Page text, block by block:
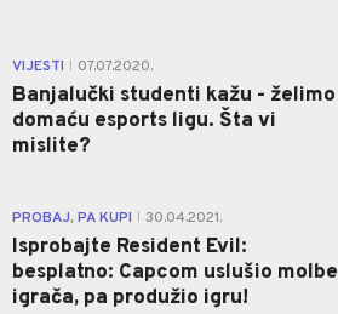
VIJESTI 07.07.2020.
Banjalučki studenti kažu - želimo
domaću esports ligu. Šta vi
mislite?
PROBAJ, PA KUPI 30.04.2021.
Isprobajte Resident Evil:
besplatno: Capcom uslušio molbe
igrača, pa produžio igru!